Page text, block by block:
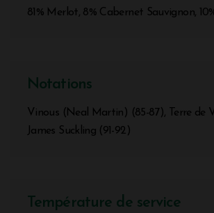
81% Merlot, 8% Cabernet Sauvignon,
Notations
Vinous (Neal Martin) (85-87), Terre de
James Suckling (91-92)
Température de service